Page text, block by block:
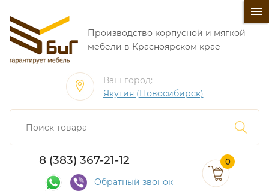
󰍜
Производство корпусной и мягкой
мебели в Красноярском крае
Ваш город:
Якутия (Новосибирск)
8 (383) 367-21-12
Обратный звонок
0